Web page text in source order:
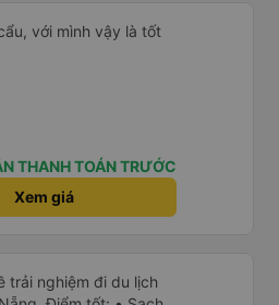
với mình vậy là tốt
THANH TOÁN TRƯỚC
Xem giá
trải nghiệm đi du lịch